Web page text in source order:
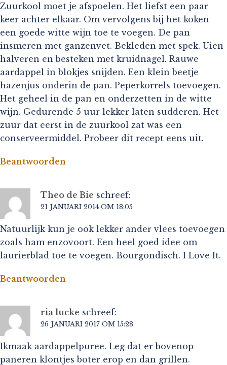
Zuurkool moet je afspoelen. Het liefst een paar
keer achter elkaar. Om vervolgens bij het koken
een goede witte wijn toe te voegen. De pan
insmeren met ganzenvet. Bekleden met spek. Uien
halveren en besteken met kruidnagel. Rauwe
aardappel in blokjes snijden. Een klein beetje
hazenjus onderin de pan. Peperkorrels toevoegen.
Het geheel in de pan en onderzetten in de witte
wijn. Gedurende 5 uur lekker laten sudderen. Het
zuur dat eerst in de zuurkool zat was een
conserveermiddel. Probeer dit recept eens uit.
Beantwoorden
Theo de Bie schreef:
21 JANUARI 2014 OM 18:05
Natuurlijk kun je ook lekker ander vlees toevoegen
zoals ham enzovoort. Een heel goed idee om
laurierblad toe te voegen. Bourgondisch. I Love It.
Beantwoorden
ria lucke schreef:
26 JANUARI 2017 OM 15:28
Ikmaak aardappelpuree. Leg dat er bovenop
paneren klontjes boter erop en dan grillen.